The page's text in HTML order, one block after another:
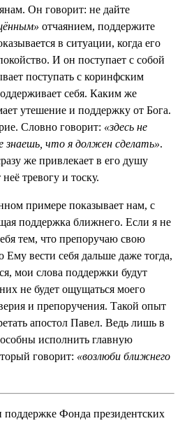
Он говорит: не дайте
отчаянием, поддержите
в ситуации, когда его
И он поступает с собой
поступать с коринфским
себя. Каким же
утешение и поддержку от Бога.
Словно говорит: «здесь не
знаешь, что я должен сделать».
же привлекает в его душу
тревогу и тоску.
примере показывает нам, с
поддержка ближнего. Если я не
тем, что препоручаю свою
вести себя дальше даже тогда,
мои слова поддержки будут
не будет ощущаться моего
и препоручения. Такой опыт
апостол Павел. Ведь лишь в
исполнить главную
говорит: «возлюби ближнего
поддержке Фонда президентских